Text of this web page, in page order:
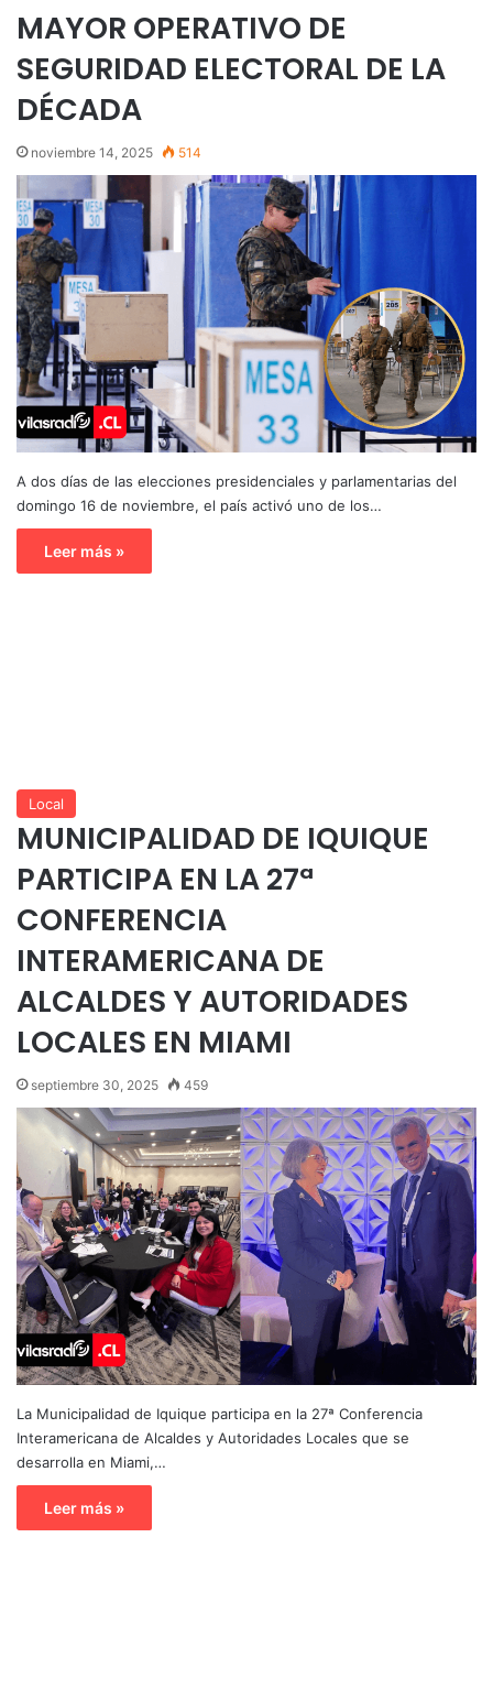
MAYOR OPERATIVO DE
SEGURIDAD ELECTORAL DE LA
DÉCADA
noviembre 14, 2025 514
A dos días de las elecciones presidenciales y parlamentarias del
domingo 16 de noviembre, el país activó uno de los…
Leer más »
Local
MUNICIPALIDAD DE IQUIQUE
PARTICIPA EN LA 27ª
CONFERENCIA
INTERAMERICANA DE
ALCALDES Y AUTORIDADES
LOCALES EN MIAMI
septiembre 30, 2025 459
La Municipalidad de Iquique participa en la 27ª Conferencia
Interamericana de Alcaldes y Autoridades Locales que se
desarrolla en Miami,…
Leer más »